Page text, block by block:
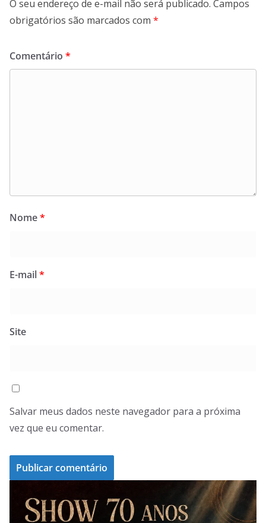
O seu endereço de e-mail não será publicado. Campos
obrigatórios são marcados com *
Comentário *
Nome*
E-mail*
Site
Salvar meus dados neste navegador para a próxima
vez que eu comentar.